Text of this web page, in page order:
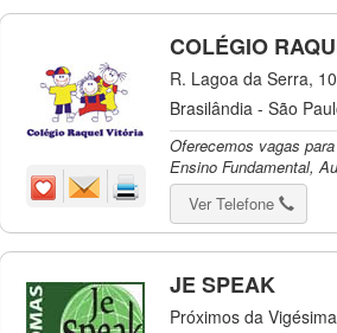
COLÉGIO
R. Lagoa da Serra,
Brasilândia - São
Oferecemos vagas
Ensino Fundamental,
Ver Telefone
JE SPEAK
Próximos da